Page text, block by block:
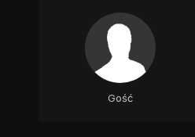
Gość